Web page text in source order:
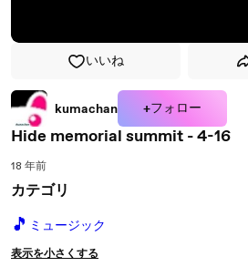
いいね
kumachan +フォロー
Hide memorial summit - 4-16
18 年前
カテゴリ
🎵 ミュージック
表示を小さくする